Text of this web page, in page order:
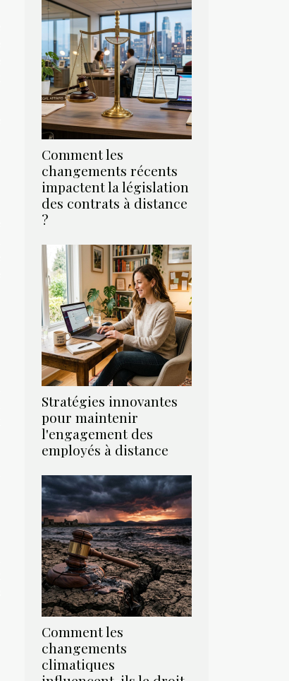
Comment les
changements récents
impactent la législation
des contrats à distance
?
Stratégies innovantes
pour maintenir
l'engagement des
employés à distance
Comment les
changements
climatiques